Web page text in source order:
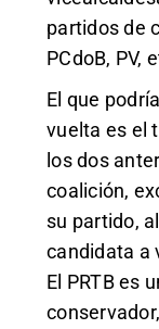
partidos de
PCdoB, PV,
El que
vuelta es el
los dos
coalición,
su partido,
candidata a
El PRTB es